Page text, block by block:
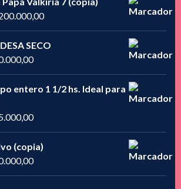
es:
$ 350.000,00.
El
precio
actual
$ 200.000,00.
SECO
El
precio
actual
$ 50.000,00.
entero 1 1/2 hs. Ideal para
El
precio
actual
es:
$ 75.000,00.
(copia)
El
precio